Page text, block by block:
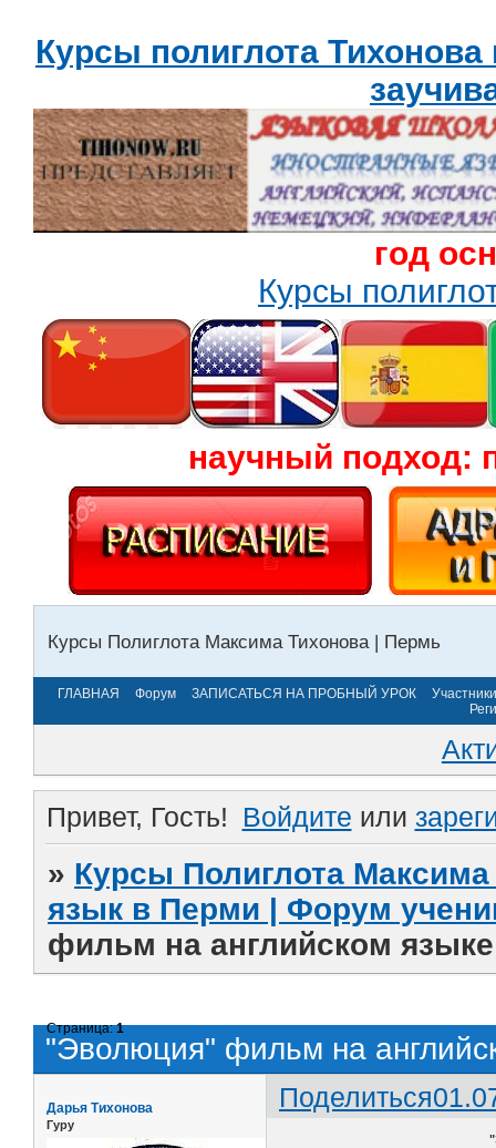
Курсы полиглота
год
Курсы
научный подход:
Курсы Полиглота Максима Тихонова | Пермь
ГЛАВНАЯ Форум ЗАПИСАТЬСЯ НА ПРОБНЫЙ УРОК
Участники
Привет, Гость! Войдите или
» Курсы Полиглота
язык в Перми | Форум
фильм на английском
"Эволюция" фильм на
Страница:1
Поделиться
Дарья Тихонова
Гуру